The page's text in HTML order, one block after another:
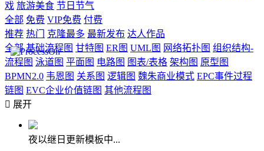
戏 旅游美食 节日节气
全部 免费 VIP免费 付费
推荐 热门 克隆最多 最新发布 达人作品
全部 基础流程图 甘特图 ER图 UML图 网络拓扑图 组织结构-
流程图 泳道图 平面图 电路图 图表/表格 架构图 原型图
BPMN2.0 韦恩图 关系图 逻辑图 魏朱商业模式 EPC事件过程
链图 EVC企业价值链图 其他流程图
 展开
夜以继日更新模板中...